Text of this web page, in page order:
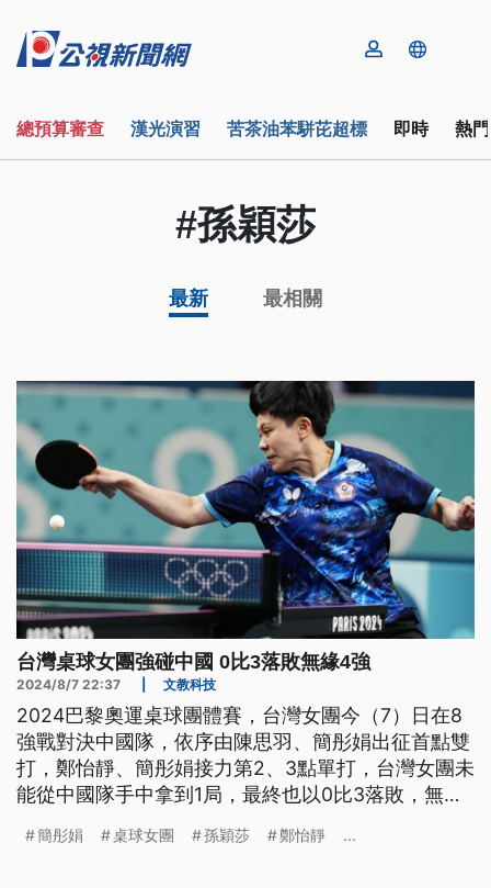
總預算審查 漢光演習 苦茶油苯駢芘超標 即時 熱
#孫穎莎
最新 最相關
台灣桌球女團強碰中國 0比3落敗無緣4強
2024/8/7 22:37 文教科技
2024巴黎奧運桌球團體賽，台灣女團今（7）日在8
強戰對決中國隊，依序由陳思羽、簡彤娟出征首點雙
打，鄭怡靜、簡彤娟接力第2、3點單打，台灣女團未
能從中國隊手中拿到1局，最終也以0比3落敗，無緣
簡彤娟 桌球女團 孫穎莎 鄭怡靜 ...